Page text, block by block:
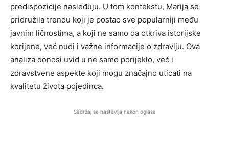
predispozicije nasleđuju. U tom kontekstu, Marija se
pridružila trendu koji je postao sve popularniji među
javnim ličnostima, a koji ne samo da otkriva istorijske
korijene, već nudi i važne informacije o zdravlju. Ova
analiza donosi uvid u ne samo porijeklo, već i
zdravstvene aspekte koji mogu značajno uticati na
kvalitetu života pojedinca.
Sadržaj se nastavlja nakon oglasa